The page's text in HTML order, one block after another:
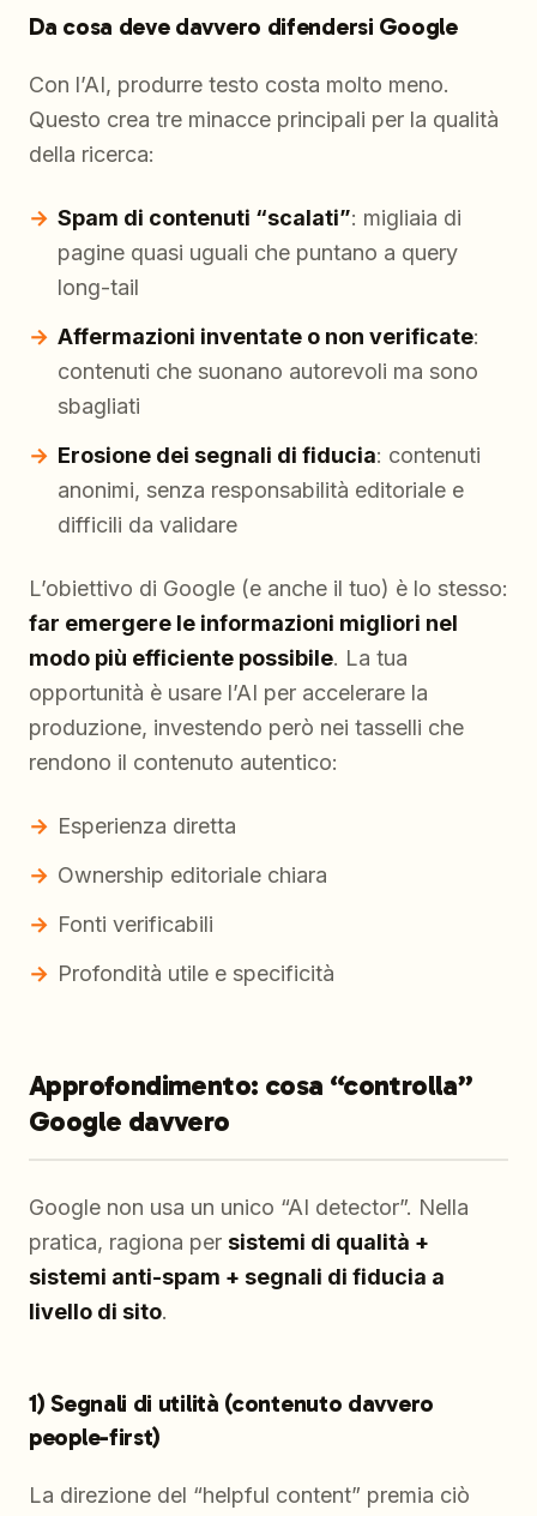
Da cosa deve davvero difendersi Google
Con l’AI, produrre testo costa molto meno.
Questo crea tre minacce principali per la qualità
della ricerca:
Spam di contenuti “scalati”: migliaia di
pagine quasi uguali che puntano a query
long-tail
Affermazioni inventate o non verificate:
contenuti che suonano autorevoli ma sono
sbagliati
Erosione dei segnali di fiducia: contenuti
anonimi, senza responsabilità editoriale e
difficili da validare
L’obiettivo di Google (e anche il tuo) è lo stesso:
far emergere le informazioni migliori nel
modo più efficiente possibile. La tua
opportunità è usare l’AI per accelerare la
produzione, investendo però nei tasselli che
rendono il contenuto autentico:
Esperienza diretta
Ownership editoriale chiara
Fonti verificabili
Profondità utile e specificità
Approfondimento: cosa “controlla”
Google davvero
Google non usa un unico “AI detector”. Nella
pratica, ragiona per sistemi di qualità +
sistemi anti-spam + segnali di fiducia a
livello di sito.
1) Segnali di utilità (contenuto davvero
people-first)
La direzione del “helpful content” premia ciò